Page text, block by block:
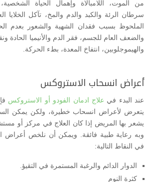
من الموت، اللامبالاة وإهمال الحياة
سرطان الرئة والكبد والدم والمخ، تآكل الخلايا
الملحوظ بسبب فقدان الشهية والشعور بعدم
والضعف العام للجسم، فقر الدم والأنيميا الحادة
والهيموجلوبين، انتفاخ المعدة، بطء الحركة.
أعراض انسحاب الاستروكس
عند البدء في علاج ادمان الفودو أو الاستروكس
يتعرض لأعراض انسحاب خطيرة، ولكن يمكن
يشعر بها المريض إذا كان العلاج في مركز أو
وبه رعاية طبية فائقة. ويمكن أن نلخص أعراض
في النقاط التالية:
الدوار الدائم والرغبة المستمرة في التقيؤ.
كثرة النوم